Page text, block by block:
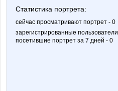
Статистика портрета:
сейчас просматривают портрет - 0
зарегистрированные пользователи
посетившие портрет за 7 дней - 0